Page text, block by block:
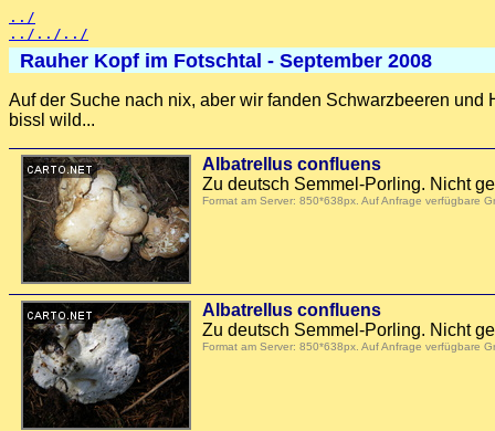
../
../../../
Rauher Kopf im Fotschtal - September 2008
Auf der Suche nach nix, aber wir fanden Schwarzbeeren
bissl wild...
Albatrellus confluens
Zu deutsch Semmel-Porling. Nicht
Format am Server: 850*638px. Auf Anfrage verfügbare
Albatrellus confluens
Zu deutsch Semmel-Porling. Nicht
Format am Server: 850*638px. Auf Anfrage verfügbare